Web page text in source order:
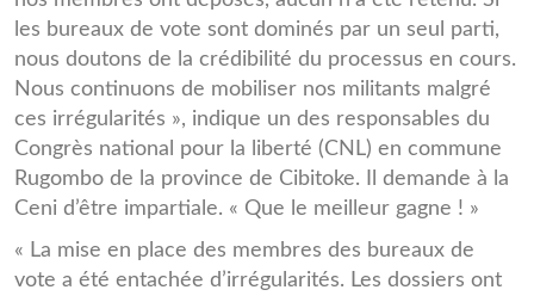
les bureaux de vote sont dominés par un seul parti,
nous doutons de la crédibilité du processus en cours.
Nous continuons de mobiliser nos militants malgré
ces irrégularités », indique un des responsables du
Congrès national pour la liberté (CNL) en commune
Rugombo de la province de Cibitoke. Il demande à la
Ceni d’être impartiale. « Que le meilleur gagne ! »
« La mise en place des membres des bureaux de
vote a été entachée d’irrégularités. Les dossiers ont